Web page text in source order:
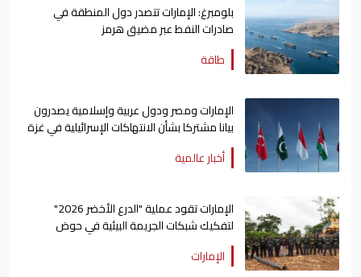
بلومبرغ: الإمارات تتصدر دول المنطقة في
صادرات النفط عبر مضيق هرمز
طاقة
الإمارات ومصر ودول عربية وإسلامية يصدرون
بيانا مشتركا بشأن الانتهاكات الإسرائيلية في غزة
أخبار عالمية
الإمارات تقود عملية "الدرع الأخضر 2026"
لتفكيك شبكات الجريمة البيئية في حوض
الأمازون
الإمارات